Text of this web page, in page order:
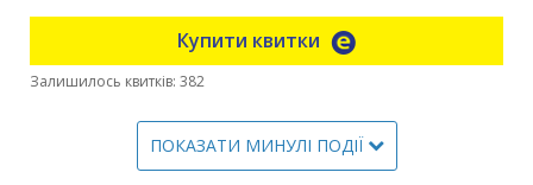
Купити квитки
Залишилось квитків: 382
ПОКАЗАТИ МИНУЛІ ПОДІЇ